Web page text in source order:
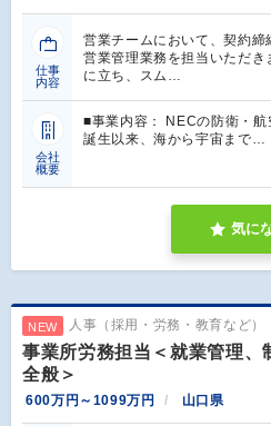
仕事
内容
営業チームにおいて、契約
営業管理業務を担当いただ
に立ち、スム…
会社
概要
■事業内容： NECの防衛・
誕生以来、海から宇宙まで…
気に
NEW 人事（採用・労務・教育など）
事業所労務担当＜就業管理、
全般＞
600万円～1099万円 山口県